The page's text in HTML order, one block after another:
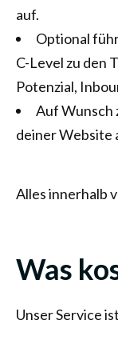
auf.
Optional
C-Level zu den
Potenzial,
Auf Wunsch
deiner Website
Alles innerhalb
Was
Unser Service